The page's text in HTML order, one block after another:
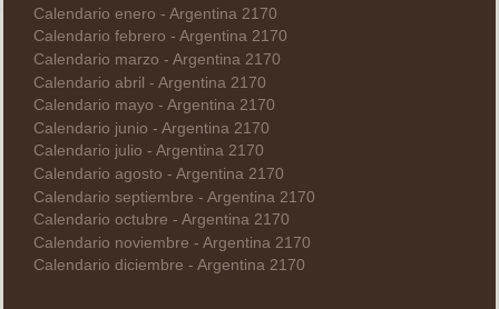
Calendario enero - Argentina 2170
Calendario febrero - Argentina 2170
Calendario marzo - Argentina 2170
Calendario abril - Argentina 2170
Calendario mayo - Argentina 2170
Calendario junio - Argentina 2170
Calendario julio - Argentina 2170
Calendario agosto - Argentina 2170
Calendario septiembre - Argentina 2170
Calendario octubre - Argentina 2170
Calendario noviembre - Argentina 2170
Calendario diciembre - Argentina 2170